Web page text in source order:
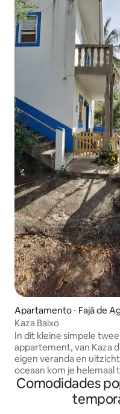
Apartamento ⋅ Fajã de
Kaza Baixo
In dit kleine simpele
appartement, van Kaza
eigen veranda en
oceaan kom je helemaal
eigen keukentje erbij
eigen gang gaan. Het
klein dorpje met
Comodidades